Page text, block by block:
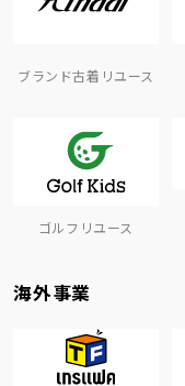
ブランド古着リユース
ゴルフリユース
海外事業